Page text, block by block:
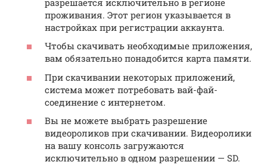
проживания. Этот регион указывается в
настройках при регистрации аккаунта.
Чтобы скачивать необходимые приложения,
вам обязательно понадобится карта памяти.
При скачивании некоторых приложений,
система может потребовать вай-фай-
соединение с интернетом.
Вы не можете выбрать разрешение
видеороликов при скачивании. Видеоролики
на вашу консоль загружаются
исключительно в одном разрешении — SD.